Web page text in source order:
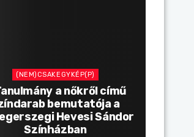
(NEM)CSAKEGYKÉP(P)
a nőkről című
bemutatója a
Hevesi Sándor
Színházban